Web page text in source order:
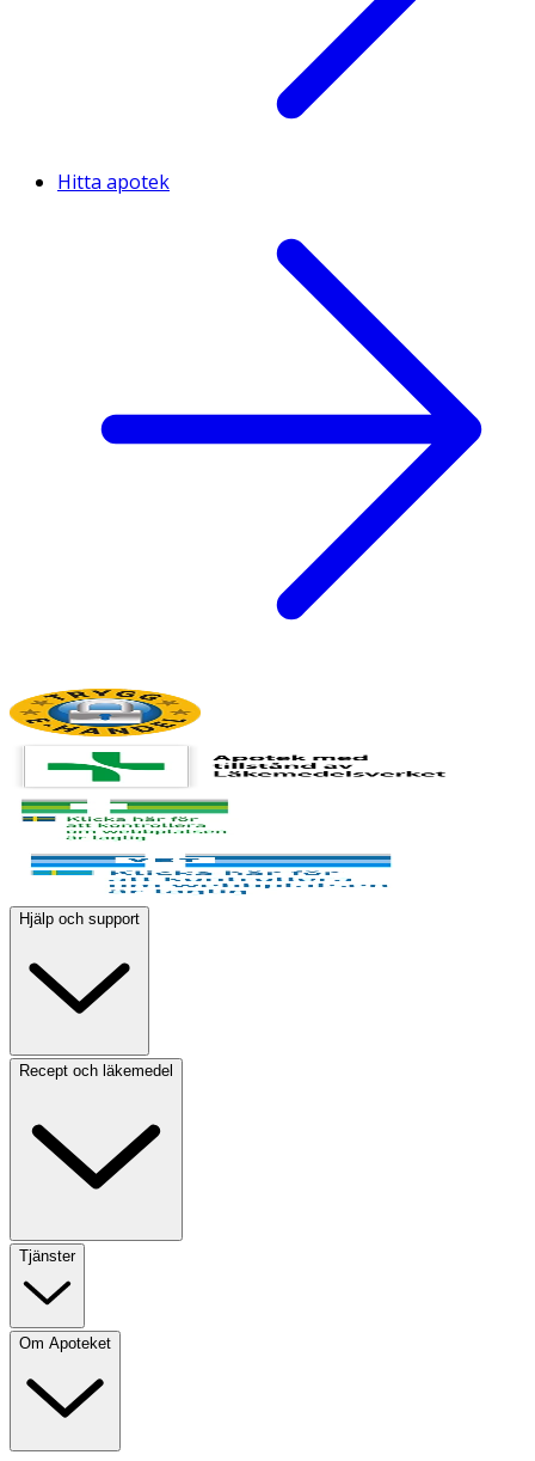
Hitta apotek
Hjälp och support
Recept och läkemedel
Tjänster
Om Apoteket